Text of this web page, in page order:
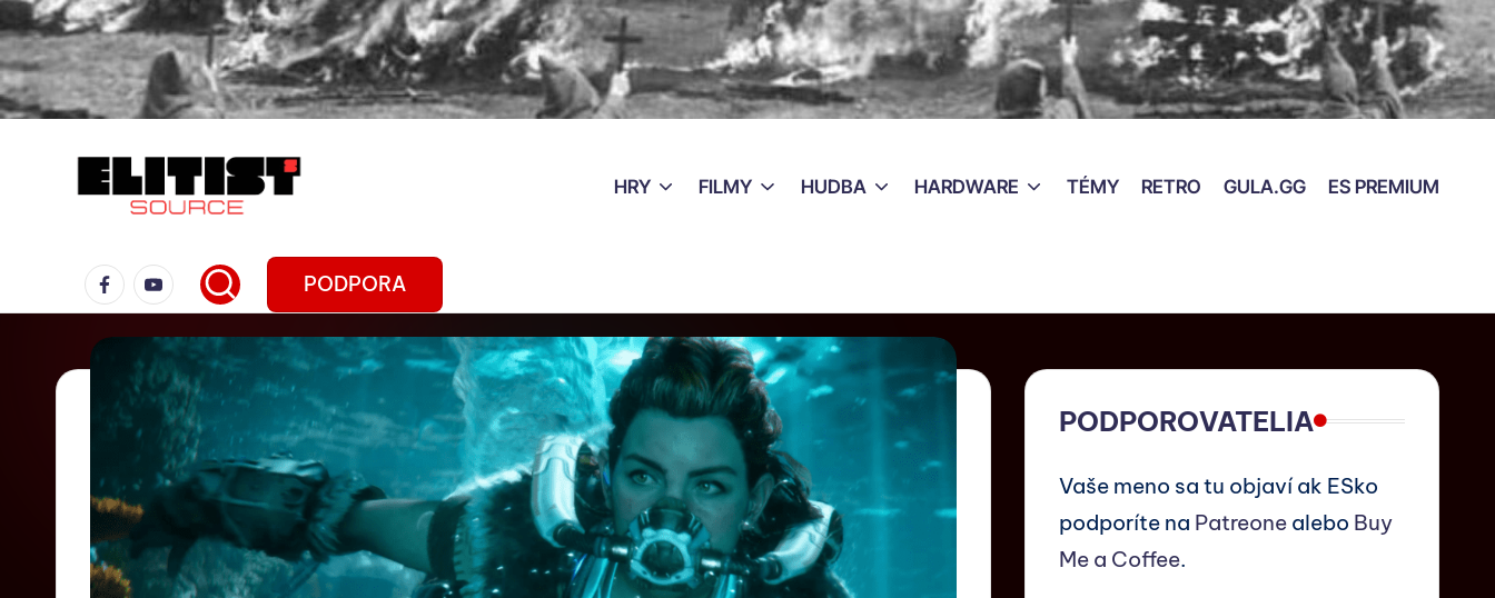
HRY FILMY HUDBA HARDWARE TÉMY RETRO GULA.GG ES PREMIUM
PODPORA
PODPOROVATELIA
Vaše meno sa tu objaví ak ESko
podporíte na Patreonealebo Buy
Me a Coffee.